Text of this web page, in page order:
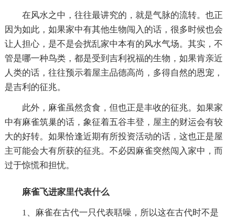
在风水之中，往往最讲究的，就是气脉的流转。也正
因为如此，如果家中有其他生物闯入的话，很多时候也会
让人担心，是不是会扰乱家中本有的风水气场。其实，不
管是哪一种鸟类，都是受到吉利祝福的生物，如果肯亲近
人类的话，往往预示着屋主品德高尚，多得自然的恩宠，
是吉利的征兆。
此外，麻雀虽然贪食，但也正是丰收的征兆。如果家
中有麻雀筑巢的话，象征着五谷丰登，屋主的财运会有较
大的好转。如果恰逢近期有所投资活动的话，这也正是屋
主可能会大有所获的征兆。不必因麻雀突然闯入家中，而
过于惊慌和担忧。
麻雀飞进家里代表什么
1、麻雀在古代一只代表聒噪，所以这在古代时不是